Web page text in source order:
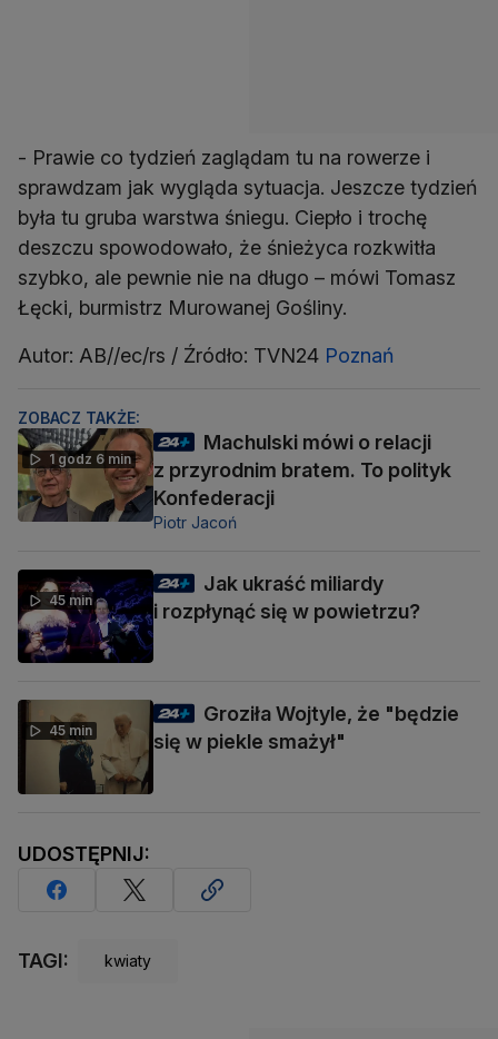
- Prawie co tydzień zaglądam tu na rowerze i
sprawdzam jak wygląda sytuacja. Jeszcze tydzień
była tu gruba warstwa śniegu. Ciepło i trochę
deszczu spowodowało, że śnieżyca rozkwitła
szybko, ale pewnie nie na długo – mówi Tomasz
Łęcki, burmistrz Murowanej Gośliny.
Autor: AB//ec/rs / Źródło: TVN24 Poznań
ZOBACZ TAKŻE:
1 godz 6 min
Machulski mówi o relacji
z przyrodnim bratem. To polityk
Konfederacji
Piotr Jacoń
45 min
Jak ukraść miliardy
i rozpłynąć się w powietrzu?
45 min
Groziła Wojtyle, że "będzie
się w piekle smażył"
UDOSTĘPNIJ:
TAGI: kwiaty